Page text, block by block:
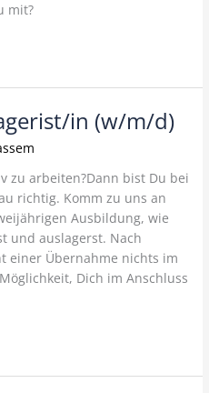
mit?
in (w/m/d)
zu arbeiten?Dann bist Du bei
richtig. Komm zu uns an
Ausbildung, wie
und auslagerst. Nach
einer Übernahme nichts im
Dich im Anschluss